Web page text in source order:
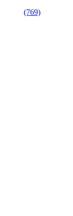
(769)